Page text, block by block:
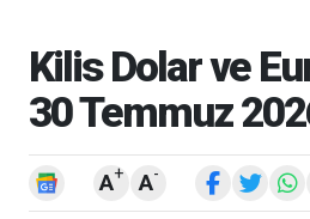
Kilis Dolar ve
30 Temmuz
A+ A-